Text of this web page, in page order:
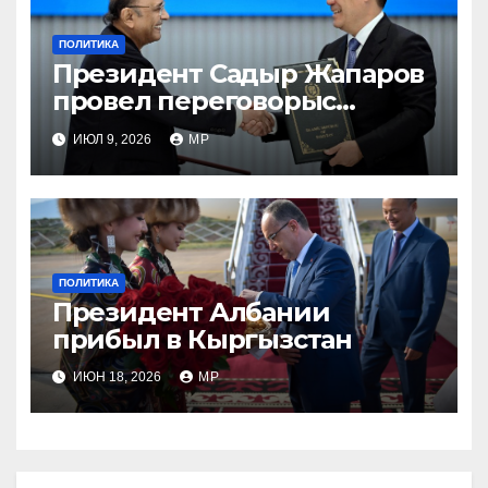
ПОЛИТИКА
Президент Садыр Жапаров
провел переговорыс
лидером Пакистана
ИЮЛ 9, 2026 MP
ПОЛИТИКА
Президент Албании
прибыл в Кыргызстан
ИЮН 18, 2026 MP